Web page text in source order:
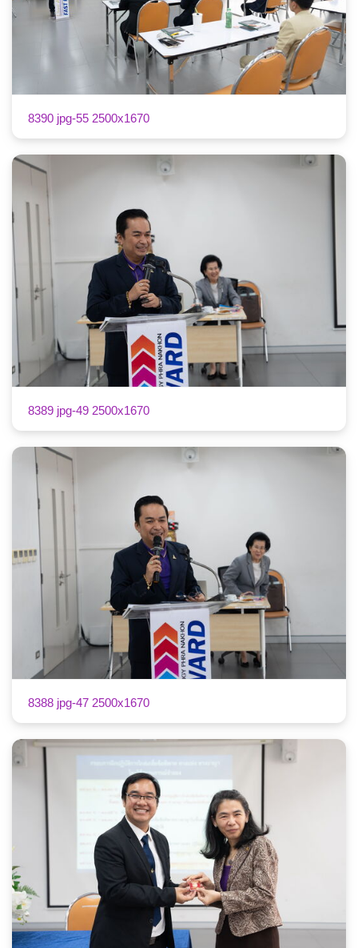
8390 jpg-55 2500x1670
8389 jpg-49 2500x1670
8388 jpg-47 2500x1670